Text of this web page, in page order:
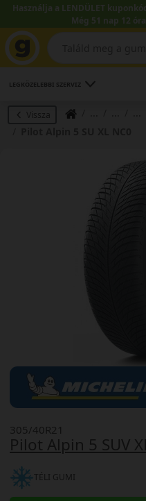
Használja a LENDÜLET
Még 51 nap 12
LEGKÖZELEBBI SZERVIZ
Vissza
Pilot Alpin 5 SUV
305/40R21
TÉLI GUMI